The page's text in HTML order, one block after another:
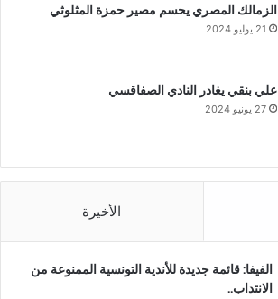
الزمالك المصري يحسم مصير حمزة المثلوثي
21 يوليو 2024
علي بنقي يغادر النادي الصفاقسي
27 يونيو 2024
الأخيرة
الفيفا: قائمة جديدة للأندية التونسية الممنوعة من
الانتداب..